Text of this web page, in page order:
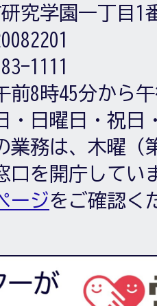
究学園一丁目1
1111
前8時45分から
・日曜日・祝日
業務は、木曜（
口を開庁してい
ージをご確認く